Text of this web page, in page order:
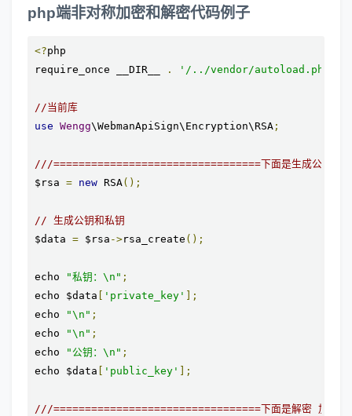
php端非对称加密和解密代码例子
<?php
require_once __DIR__
. '/../vendor/autoload.php'
//当前库
use Wengg\WebmanApiSign\Encryption\RSA ;
///=================================下面是生成公钥
$rsa = new RSA();
// 生成公钥和私钥
$data = $rsa ->rsa_create ();
echo "私钥：\n" ;
echo $data
'private_key'
];
echo
"\n" ;
echo
"\n" ;
echo
"公钥：\n" ;
echo $data
'public_key' ];
///=================================下面是解密 加密